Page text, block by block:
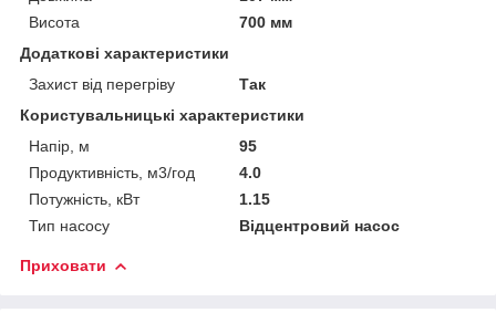
Висота
700 мм
Додаткові характеристики
Захист від перегріву
Так
Користувальницькі характеристики
Напір, м
95
Продуктивність, м3/год
4.0
Потужність, кВт
1.15
Тип насосу
Відцентровий насос
Приховати